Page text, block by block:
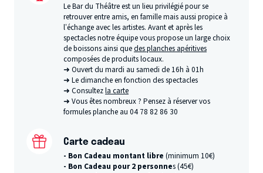
Le Bar du Théâtre est un lieu privilégié pour se
retrouver entre amis, en famille mais aussi propice à
l’échange avec les artistes. Avant et après les
spectacles notre équipe vous propose un large choix
de boissons ainsi quedes planches apéritives
composées de produits locaux.
➜ Ouvert du mardi au samedi de 16h à 01h
➜ Le dimanche en fonction des spectacles
➜ Consultezla carte
➜ Vous êtes nombreux ? Pensez à réserver vos
formules planche au 04 78 82 86 30
Carte cadeau
- Bon Cadeau montant libre (minimum 10€)
- Bon Cadeau pour 2 personnes (45€)